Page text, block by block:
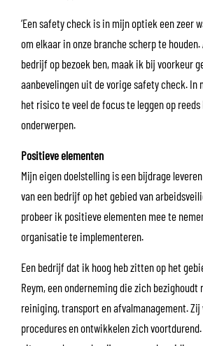
‘Een safety check is in mijn optiek een zeer
om elkaar in onze branche scherp te
bedrijf op bezoek ben, maak ik bij voorkeur
aanbevelingen uit de vorige safety check. In
het risico te veel de focus te leggen op reeds
onderwerpen.
Positieve elementen
Mijn eigen doelstelling is een bijdrage
van een bedrijf op het gebied van
probeer ik positieve elementen mee te
organisatie te implementeren.
Een bedrijf dat ik hoog heb zitten op het
Reym, een onderneming die zich
reiniging, transport en afvalmanagement.
procedures en ontwikkelen zich